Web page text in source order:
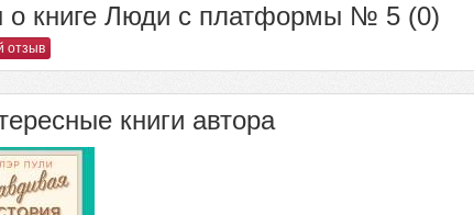
о книге Люди с платформы № 5 (0)
отзыв
книги автора